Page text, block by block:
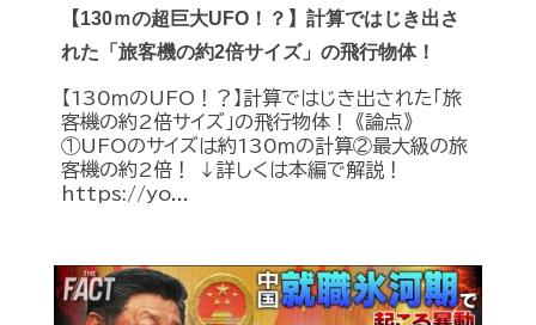
【130ｍの超巨大UFO！？】計算ではじき出さ
れた「旅客機の約2倍サイズ」の飛行物体！
【130ｍのUFO！？】計算ではじき出された「旅
客機の約2倍サイズ」の飛行物体！ 《論点》
①UFOのサイズは約130ｍの計算②最大級の旅
客機の約2倍！ ↓詳しくは本編で解説！
https://yo...